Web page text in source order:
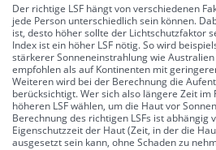
Der richtige LSF hängt von verschiedenen
jede Person unterschiedlich sein können.
ist, desto höher sollte der Lichtschutzfaktor
Index ist ein höher LSF nötig. So wird
stärkerer Sonneneinstrahlung wie
empfohlen als auf Kontinenten mit
Weiteren wird bei der Berechnung die
berücksichtigt. Wer sich also längere Zeit
höheren LSF wählen, um die Haut vor
Berechnung des richtigen LSFs ist abhängig
Eigenschutzzeit der Haut (Zeit, in der die
ausgesetzt sein kann, ohne Schaden zu